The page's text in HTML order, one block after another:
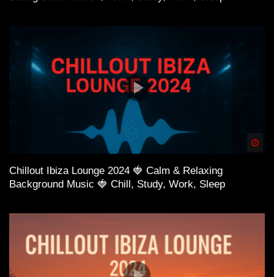
Chillout Ibiza Lounge 2024 🍓 Calm & Relaxing
Background Music 🍓 Chill, Study, Work, Sleep